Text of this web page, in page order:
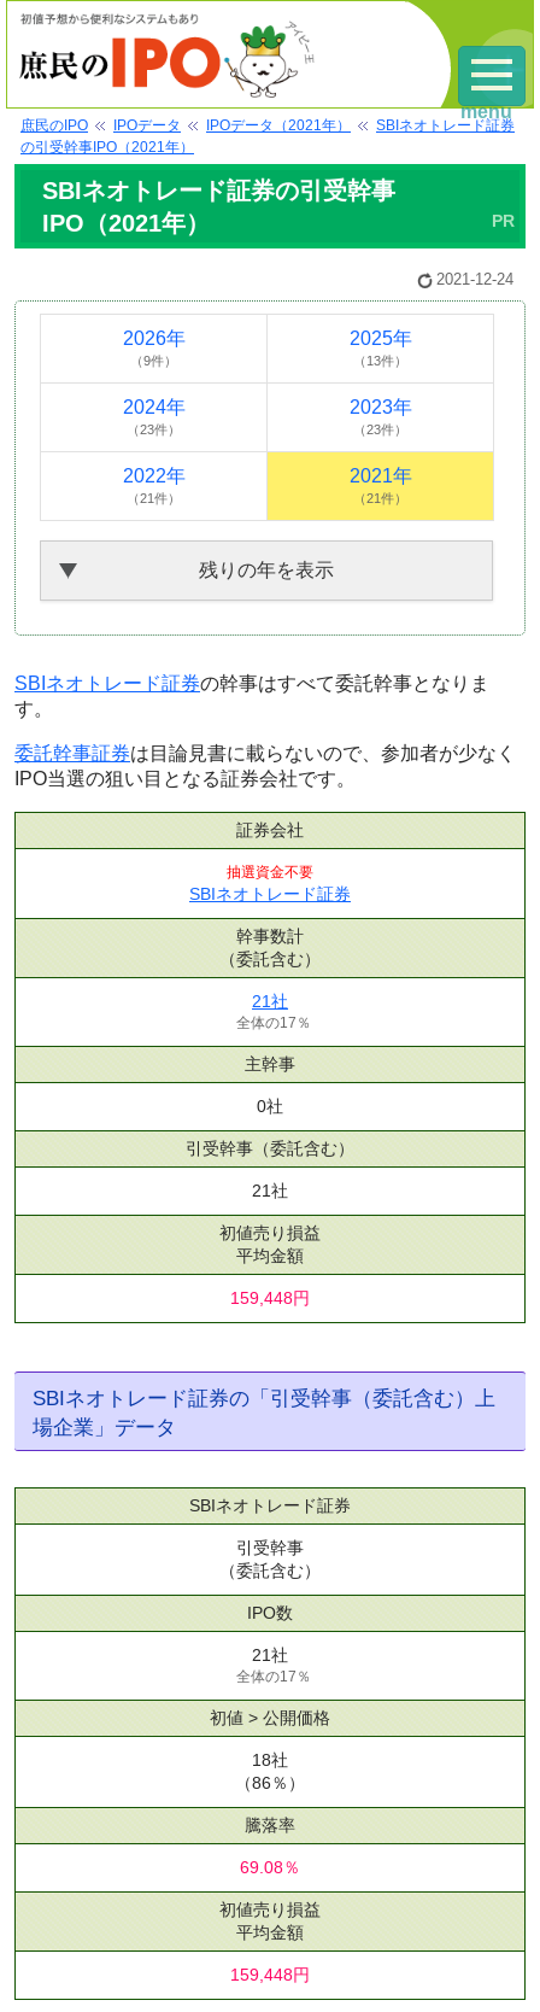
庶民のIPO IPOデータ IPOデータ（2021年）
SBIネオトレード証券
の引受幹事IPO（2021年）
SBIネオトレード証券の引受幹事
IPO（2021年）
2021-12-24
2026年
（9件）
2025年
（13件）
2024年
（23件）
2023年
（23件）
2022年
（21件）
2021年
（21件）
残りの年を表示
SBIネオトレード証券の幹事はすべて委託幹事となりま
す。
委託幹事証券は目論見書に載らないので、参加者が少なく
IPO当選の狙い目となる証券会社です。
証券会社
抽選資金不要
SBIネオトレード証券
幹事数計
（委託含む）
21社
全体の17％
主幹事
0社
引受幹事 （委託含む）
21社
初値売り損益
平均金額
159,448円
SBIネオトレード証券の「引受幹事（委託含む）上
場企業」データ
SBIネオトレード証券
引受幹事
（委託含む）
IPO数
21社
全体の17％
初値 > 公開価格
18社
（86％）
騰落率
69.08％
初値売り損益
平均金額
159,448円
menu